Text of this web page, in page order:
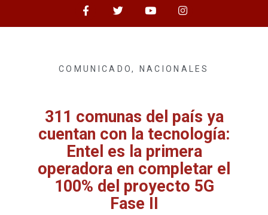
COMUNICADO, NACIONALES
311 comunas del país ya
cuentan con la tecnología:
Entel es la primera
operadora en completar el
100% del proyecto 5G
Fase II